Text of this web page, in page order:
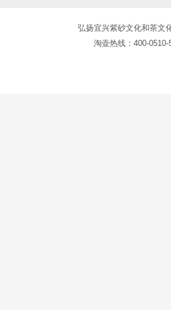
弘扬宜兴紫砂文化和茶文
淘壶热线：400-0510-